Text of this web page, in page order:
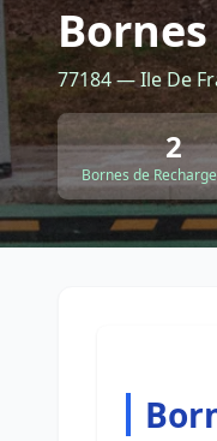
77184 — Ile De
2
Bornes de